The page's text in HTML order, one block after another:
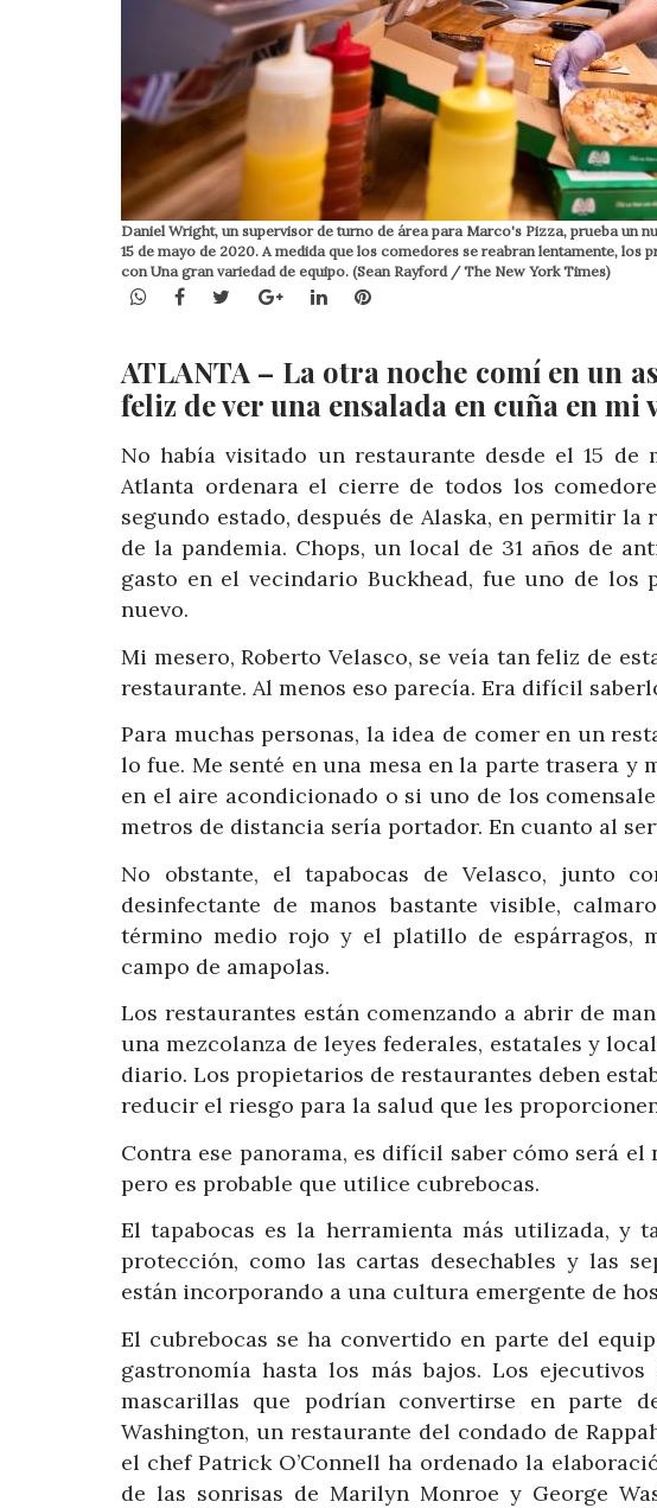
Daniel Wright, un supervisor de turno de área para Marco's Pizza, prueba un
15 de mayo de 2020. A medida que los comedores se reabran lentamente,
con Una gran variedad de equipo. (Sean Rayford / The New York Times)
WhatsApp
Facebook
TwitterGoogle+LinkedInPinterest
ATLANTA – La otra noche comí en un
feliz de ver una ensalada en cuña en mi
No había visitado un restaurante desde el 15 de
Atlanta ordenara el cierre de todos los
segundo estado, después de Alaska, en permitir
de la pandemia. Chops, un local de 31 años de
gasto en el vecindario Buckhead, fue uno de
nuevo.
Mi mesero, Roberto Velasco, se veía tan feliz de
restaurante. Al menos eso parecía. Era difícil
Para muchas personas, la idea de comer en un
lo fue. Me senté en una mesa en la parte trasera
en el aire acondicionado o si uno de los
metros de distancia sería portador. En cuanto al
No obstante, el tapabocas de Velasco, junto
desinfectante de manos bastante visible,
término medio rojo y el platillo de espárragos,
campo de amapolas.
Los restaurantes están comenzando a abrir de
una mezcolanza de leyes federales, estatales y
diario. Los propietarios de restaurantes deben
reducir el riesgo para la salud que les
Contra ese panorama, es difícil saber cómo será
pero es probable que utilice cubrebocas.
El tapabocas es la herramienta más utilizada, y
protección, como las cartas desechables y las
están incorporando a una cultura emergente de
El cubrebocas se ha convertido en parte del
gastronomía hasta los más bajos. Los
mascarillas que podrían convertirse en parte
Washington, un restaurante del condado de
el chef Patrick O’Connell ha ordenado la
de las sonrisas de Marilyn Monroe y George